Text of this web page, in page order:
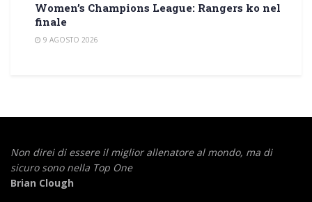
Women’s Champions League: Rangers ko nel
finale
9 AGOSTO 2026
Non direi di essere il miglior allenatore al mondo, ma di
sicuro sono nella Top One
Brian Clough